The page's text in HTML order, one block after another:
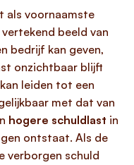
als voornaamste
beeld van
bedrijf kan geven,
onzichtbaar blijft
leiden tot een
met dat van
hogere schuldlast in
ontstaat. Als de
verborgen schuld